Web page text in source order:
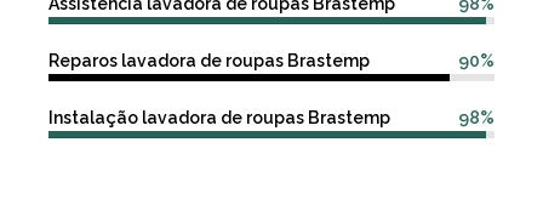
98%
Assistência lavadora de roupas Brastemp
90%
Reparos lavadora de roupas Brastemp
98%
Instalação lavadora de roupas Brastemp